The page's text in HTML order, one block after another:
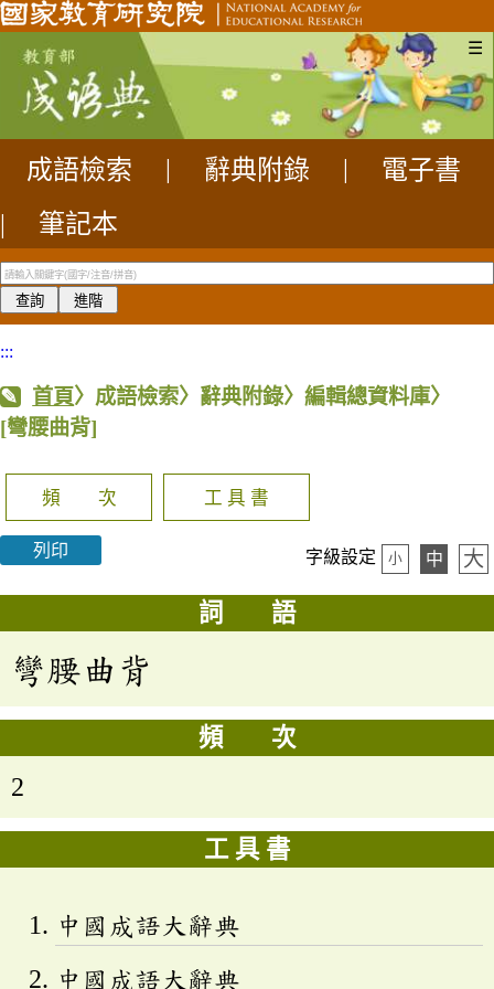
☰
成語檢索 辭典附錄
電子書
|
筆記本
:::
首頁〉成語檢索〉辭典附錄〉編輯總資料庫〉
[彎腰曲背]
頻 次 工 具 書
列印 字級設定 小 中 大
詞 語
彎腰曲背
頻 次
2
工 具 書
中國成語大辭典
中國成語大辭典